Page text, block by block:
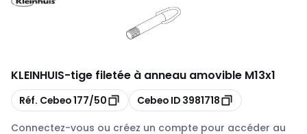
KLEINHUIS-tige filetée à anneau amovible M13x1
Copier
Réf. Cebeo177/50 Copier
Cebeo ID 3981718
Connectez-vous ou créez un compte pour accéder au